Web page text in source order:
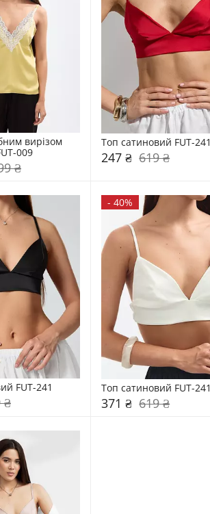
вирізом
009
₴
Топ сатиновий FUT-241
247 ₴ 619 ₴
FUT-241
₴
-40%
Топ сатиновий FUT-241
371 ₴ 619 ₴